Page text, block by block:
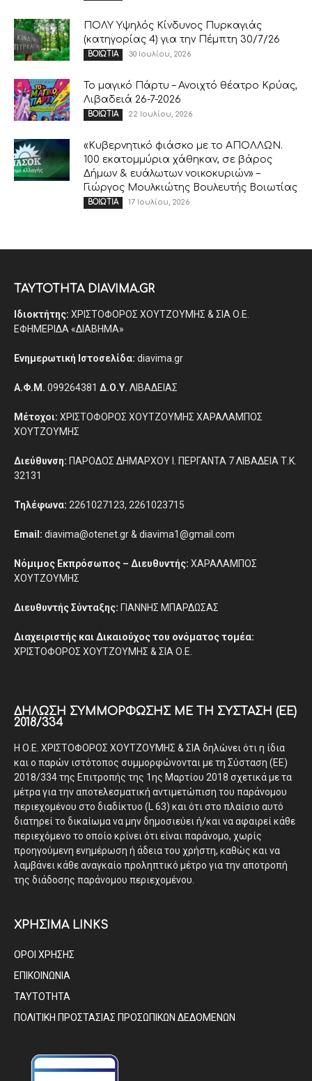
ΠΟΛΥ Υψηλός Κίνδυνος Πυρκαγιάς
(κατηγορίας 4) για την Πέμπτη 30/7/26
ΒΟΙΩΤΙΑ 30 Ιουλίου, 2026
Το μαγικό Πάρτυ – Ανοιχτό θέατρο Κρύας,
Λιβαδειά 26-7-2026
ΒΟΙΩΤΙΑ 22 Ιουλίου, 2026
«Κυβερνητικό φιάσκο με το ΑΠΟΛΛΩΝ.
100 εκατομμύρια χάθηκαν, σε βάρος
Δήμων & ευάλωτων νοικοκυριών» –
Γιώργος Μουλκιώτης Βουλευτής Βοιωτίας
ΒΟΙΩΤΙΑ 17 Ιουλίου, 2026
ΤΑΥΤΟΤΗΤΑ DIAVIMA.GR
Ιδιοκτήτης: ΧΡΙΣΤΟΦΟΡΟΣ ΧΟΥΤΖΟΥΜΗΣ & ΣΙΑ Ο.Ε.
ΕΦΗΜΕΡΙΔΑ «ΔΙΑΒΗΜΑ»
Ενημερωτική Ιστοσελίδα: diavima.gr
Α.Φ.Μ. 099264381 Δ.Ο.Υ. ΛΙΒΑΔΕΙΑΣ
Μέτοχοι: ΧΡΙΣΤΟΦΟΡΟΣ ΧΟΥΤΖΟΥΜΗΣ ΧΑΡΑΛΑΜΠΟΣ
ΧΟΥΤΖΟΥΜΗΣ
Διεύθυνση: ΠΑΡΟΔΟΣ ΔΗΜΑΡΧΟΥ Ι. ΠΕΡΓΑΝΤΑ 7 ΛΙΒΑΔΕΙΑ Τ.Κ.
32131
Τηλέφωνα: 2261027123, 2261023715
Email: diavima@otenet.gr & diavima1@gmail.com
Νόμιμος Εκπρόσωπος – Διευθυντής: ΧΑΡΑΛΑΜΠΟΣ
ΧΟΥΤΖΟΥΜΗΣ
Διευθυντής Σύνταξης: ΓΙΑΝΝΗΣ ΜΠΑΡΔΩΣΑΣ
Διαχειριστής και Δικαιούχος του ονόματος τομέα:
ΧΡΙΣΤΟΦΟΡΟΣ ΧΟΥΤΖΟΥΜΗΣ & ΣΙΑ Ο.Ε.
ΔΉΛΩΣΗ ΣΥΜΜΌΡΦΩΣΗΣ ΜΕ ΤΗ ΣΎΣΤΑΣΗ (ΕΕ)
2018/334
Η Ο.Ε. ΧΡΙΣΤΟΦΟΡΟΣ ΧΟΥΤΖΟΥΜΗΣ & ΣΙΑ δηλώνει ότι η ίδια
και ο παρών ιστότοπος συμμορφώνονται με τη Σύσταση (ΕΕ)
2018/334 της Επιτροπής της 1ης Μαρτίου 2018 σχετικά με τα
μέτρα για την αποτελεσματική αντιμετώπιση του παράνομου
περιεχομένου στο διαδίκτυο (L 63) και ότι στο πλαίσιο αυτό
διατηρεί το δικαίωμα να μην δημοσιεύει ή/και να αφαιρεί κάθε
περιεχόμενο το οποίο κρίνει ότι είναι παράνομο, χωρίς
προηγούμενη ενημέρωση ή άδεια του χρήστη, καθώς και να
λαμβάνει κάθε αναγκαίο προληπτικό μέτρο για την αποτροπή
της διάδοσης παράνομου περιεχομένου.
ΧΡΗΣΙΜΑ LINKS
ΟΡΟΙ ΧΡΗΣΗΣ
ΕΠΙΚΟΙΝΩΝΙΑ
ΤΑΥΤΟΤΗΤΑ
ΠΟΛΙΤΙΚΗ ΠΡΟΣΤΑΣΙΑΣ ΠΡΟΣΩΠΙΚΩΝ ΔΕΔΟΜΕΝΩΝ